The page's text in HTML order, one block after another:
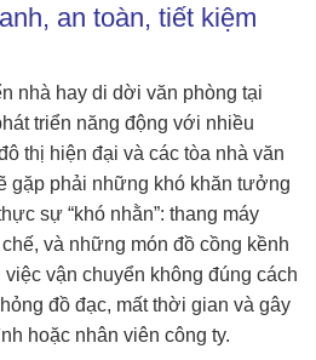
an toàn, tiết kiệm
nhà hay di dời văn phòng tại
triển năng động với nhiều
thị hiện đại và các tòa nhà văn
gặp phải những khó khăn tưởng
sự “khó nhằn”: thang máy
và những món đồ cồng kềnh
vận chuyển không đúng cách
đồ đạc, mất thời gian và gây
hoặc nhân viên công ty.